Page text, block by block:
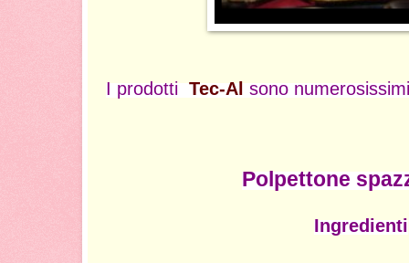
I prodottiTec-Alsono
Polpettone
Ingredienti